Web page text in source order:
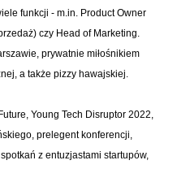
funkcji - m.in. Product Owner
czy Head of Marketing.
prywatnie miłośnikiem
a także pizzy hawajskiej.
Young Tech Disruptor 2022,
prelegent konferencji,
z entuzjastami startupów,